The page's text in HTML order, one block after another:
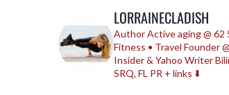
LORRAINECLADISH
AuthorActive aging @ 62
Fitness • TravelFounder
Insider & Yahoo Writer
SRQ, FL PR + links ⬇️